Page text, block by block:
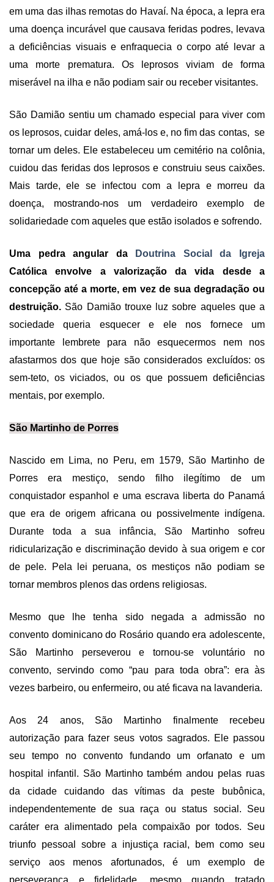
em uma das ilhas remotas do Havaí. Na época, a lepra era
uma doença incurável que causava feridas podres, levava
a deficiências visuais e enfraquecia o corpo até levar a
uma morte prematura. Os leprosos viviam de forma
miserável na ilha e não podiam sair ou receber visitantes.
São Damião sentiu um chamado especial para viver com
os leprosos, cuidar deles, amá-los e, no fim das contas, se
tornar um deles. Ele estabeleceu um cemitério na colônia,
cuidou das feridas dos leprosos e construiu seus caixões.
Mais tarde, ele se infectou com a lepra e morreu da
doença, mostrando-nos um verdadeiro exemplo de
solidariedade com aqueles que estão isolados e sofrendo.
Uma pedra angular da
Doutrina Social da Igreja
Católica envolve a valorização da vida desde a
concepção até a morte, em vez de sua degradação ou
destruição. São Damião trouxe luz sobre aqueles que a
sociedade queria esquecer e ele nos fornece um
importante lembrete para não esquecermos nem nos
afastarmos dos que hoje são considerados excluídos: os
sem-teto, os viciados, ou os que possuem deficiências
mentais, por exemplo.
São Martinho de Porres
Nascido em Lima, no Peru, em 1579, São Martinho de
Porres era mestiço, sendo filho ilegítimo de um
conquistador espanhol e uma escrava liberta do Panamá
que era de origem africana ou possivelmente indígena.
Durante toda a sua infância, São Martinho sofreu
ridicularização e discriminação devido à sua origem e cor
de pele. Pela lei peruana, os mestiços não podiam se
tornar membros plenos das ordens religiosas.
Mesmo que lhe tenha sido negada a admissão no
convento dominicano do Rosário quando era adolescente,
São Martinho perseverou e tornou-se voluntário no
convento, servindo como “pau para toda obra”: era às
vezes barbeiro, ou enfermeiro, ou até ficava na lavanderia.
Aos 24 anos, São Martinho finalmente recebeu
autorização para fazer seus votos sagrados. Ele passou
seu tempo no convento fundando um orfanato e um
hospital infantil. São Martinho também andou pelas ruas
da cidade cuidando das vítimas da peste bubônica,
independentemente de sua raça ou status social. Seu
caráter era alimentado pela compaixão por todos. Seu
triunfo pessoal sobre a injustiça racial, bem como seu
serviço aos menos afortunados, é um exemplo de
perseverança e fidelidade, mesmo quando tratado